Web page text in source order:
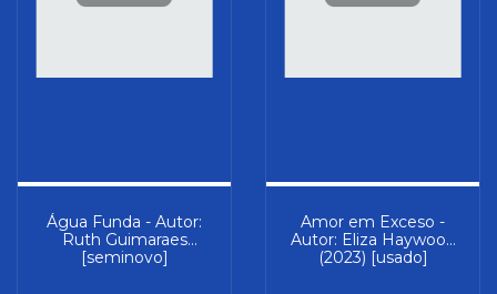
Água Funda - Autor:
Ruth Guimaraes
[seminovo]
Amor em Exceso -
Autor: Eliza Haywood
(2023) [usado]